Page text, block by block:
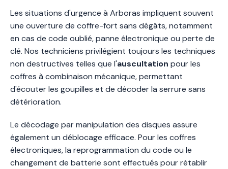
Les situations d'urgence à Arboras impliquent souvent
une ouverture de coffre-fort sans dégâts, notamment
en cas de code oublié, panne électronique ou perte de
clé. Nos techniciens privilégient toujours les techniques
non destructives telles que l'auscultation pour les
coffres à combinaison mécanique, permettant
d'écouter les goupilles et de décoder la serrure sans
détérioration.
Le décodage par manipulation des disques assure
également un déblocage efficace. Pour les coffres
électroniques, la reprogrammation du code ou le
changement de batterie sont effectués pour rétablir